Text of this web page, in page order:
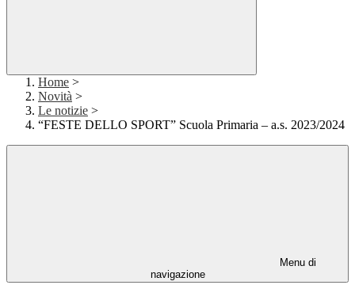
Home >
Novità >
Le notizie >
“FESTE DELLO SPORT” Scuola Primaria – a.s. 2023/2024
Menu di
navigazione